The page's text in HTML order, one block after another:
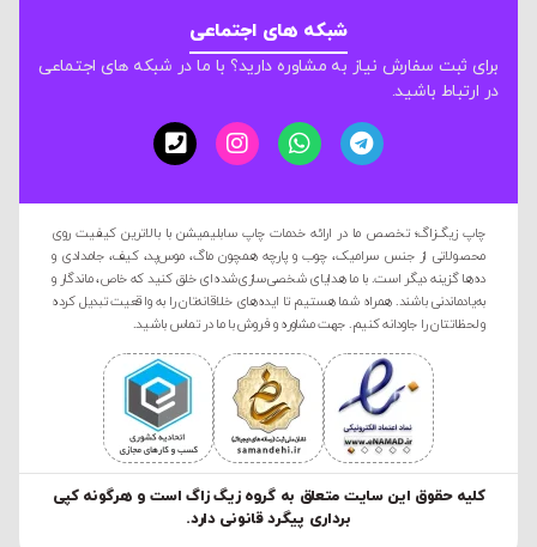
شبکه های اجتماعی
برای ثبت سفارش نیاز به مشاوره دارید؟ با ما در شبکه های اجتماعی
در ارتباط باشید.
چاپ زیگ‌زاگ؛ تخصص ما در ارائه خدمات چاپ سابلیمیشن با بالاترین کیفیت روی
محصولاتی از جنس سرامیک، چوب و پارچه همچون ماگ، موس‌پد، کیف، جامدادی و
ده‌ها گزینه دیگر است. با ما هدایای شخصی‌سازی‌شده‌ای خلق کنید که خاص، ماندگار و
به‌یادماندنی باشند. همراه شما هستیم تا ایده‌های خلاقانه‌تان را به واقعیت تبدیل کرده
و لحظاتتان را جاودانه کنیم. جهت مشاوره و فروش با ما در تماس باشید.
کليه حقوق این سایت متعلق به گروه زیگ زاگ است و هرگونه کپی
برداری پیگرد قانونی دارد.